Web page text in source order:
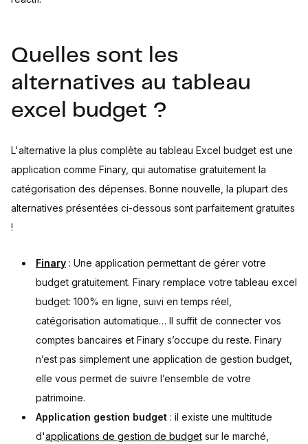
Quelles sont les
alternatives au tableau
excel budget ?
L'alternative la plus complète au tableau Excel budget est une
application comme Finary, qui automatise gratuitement la
catégorisation des dépenses. Bonne nouvelle, la plupart des
alternatives présentées ci-dessous sont parfaitement gratuites
!
Finary : Une application permettant de gérer votre
budget gratuitement. Finary remplace votre tableau excel
budget: 100% en ligne, suivi en temps réel,
catégorisation automatique… Il suffit de connecter vos
comptes bancaires et Finary s’occupe du reste. Finary
n’est pas simplement une application de gestion budget,
elle vous permet de suivre l’ensemble de votre
patrimoine.
Application gestion budget : il existe une multitude
d'applications de gestion de budget sur le marché,